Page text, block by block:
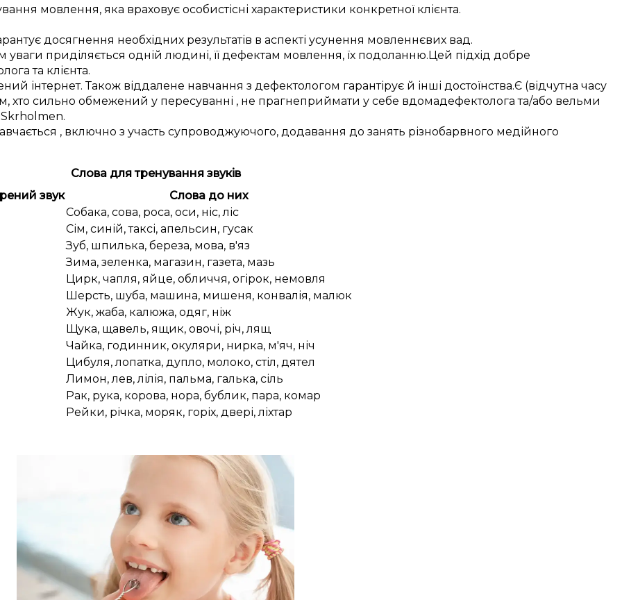
мовлення, яка враховує особистісні характеристики конкретної клієнта.
досягнення необхідних результатів в аспекті усунення мовленнєвих вад.
уваги приділяється одній людині, її дефектам мовлення, їх подоланню. Цей підхід добре
та клієнта.
інтернет.Також віддалене навчання з дефектологом гарантірує й інші достоїнства.Є (відчутна часу
хто сильно обмежений у пересуванні , не прагнеприймати у себе вдомадефектолога та/або вельми
Skrholmen.
, включно з участь супроводжуючого, додавання до занять різнобарвного медійного
Слова для тренування звуків
звук
Слова до них
Собака, сова, роса, оси, ніс, ліс
Сім, синій, таксі, апельсин, гусак
Зуб, шпилька, береза, мова, в'яз
Зима, зеленка, магазин, газета, мазь
Цирк, чапля, яйце, обличчя, огірок, немовля
Шерсть, шуба, машина, мишеня, конвалія, малюк
Жук, жаба, калюжа, одяг, ніж
Щука, щавель, ящик, овочі, річ, лящ
Чайка, годинник, окуляри, нирка, м'яч, ніч
Цибуля, лопатка, дупло, молоко, стіл, дятел
Лимон, лев, лілія, пальма, галька, сіль
Рак, рука, корова, нора, бублик, пара, комар
Рейки, річка, моряк, горіх, двері, ліхтар